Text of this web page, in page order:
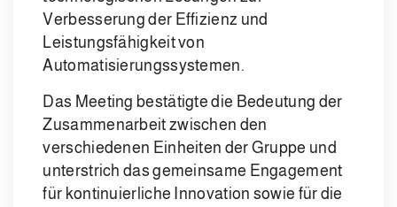
Verbesserung der Effizienz und
Leistungsfähigkeit von
Automatisierungssystemen.
Das Meeting bestätigte die Bedeutung der
Zusammenarbeit zwischen den
verschiedenen Einheiten der Gruppe und
unterstrich das gemeinsame Engagement
für kontinuierliche Innovation sowie für die